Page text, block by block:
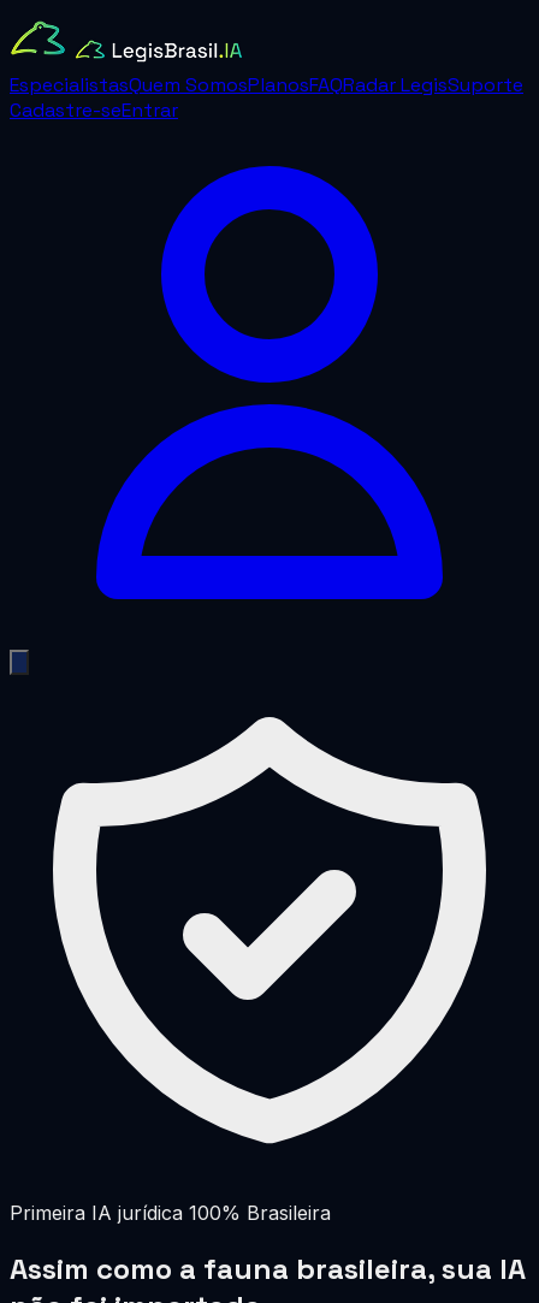
EspecialistasQuem SomosPlanosFAQRadar LegisSuporte
Cadastre-seEntrar
Primeira IA jurídica 100% Brasileira
Assim como a fauna brasileira, sua IA